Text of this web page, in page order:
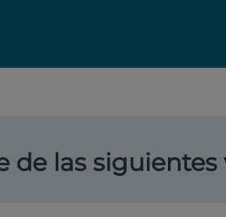
de las siguientes